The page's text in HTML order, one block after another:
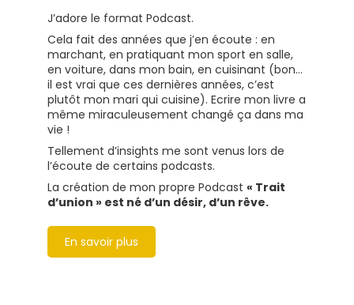
J’adore le format Podcast.
Cela fait des années que j’en écoute : en
marchant, en pratiquant mon sport en salle,
en voiture, dans mon bain, en cuisinant (bon...
il est vrai que ces dernières années, c’est
plutôt mon mari qui cuisine). Ecrire mon livre a
même miraculeusement changé ça dans ma
vie !
Tellement d’insights me sont venus lors de
l’écoute de certains podcasts.
La création de mon propre Podcast « Trait
d’union » est né d’un désir, d’un rêve.
En savoir plus